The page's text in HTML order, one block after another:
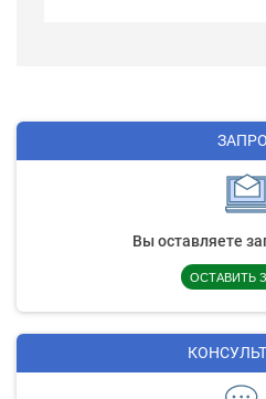
Вы оставляете
ОСТАВИТЬ